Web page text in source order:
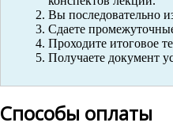
Вы последовательно
Сдаете
Проходите итоговое
Получаете документ
Способы оплаты